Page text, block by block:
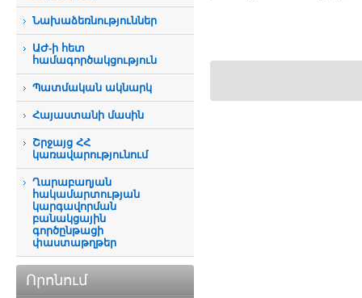
Նախաձեռնություններ
ԱԺ-ի հետ
համագործակցություն
Պատմական ակնարկ
Հայաստանի մասին
Շրջայց ՀՀ
կառավարությունում
Ղարաբաղյան
հակամարտության
կարգավորման
բանակցային
գործընթացի
փաստաթղթեր
Որոնում